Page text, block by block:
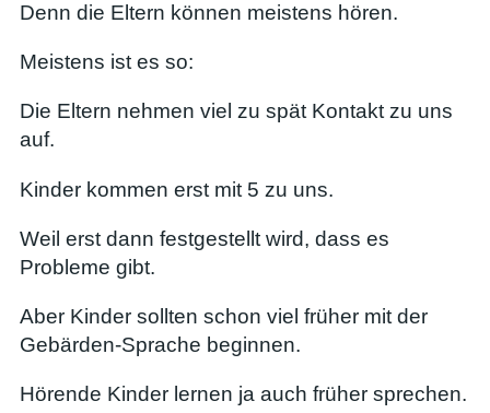
Denn die Eltern können meistens hören.
Meistens ist es so:
Die Eltern nehmen viel zu spät Kontakt zu uns
auf.
Kinder kommen erst mit 5 zu uns.
Weil erst dann festgestellt wird, dass es
Probleme gibt.
Aber Kinder sollten schon viel früher mit der
Gebärden-Sprache beginnen.
Hörende Kinder lernen ja auch früher sprechen.